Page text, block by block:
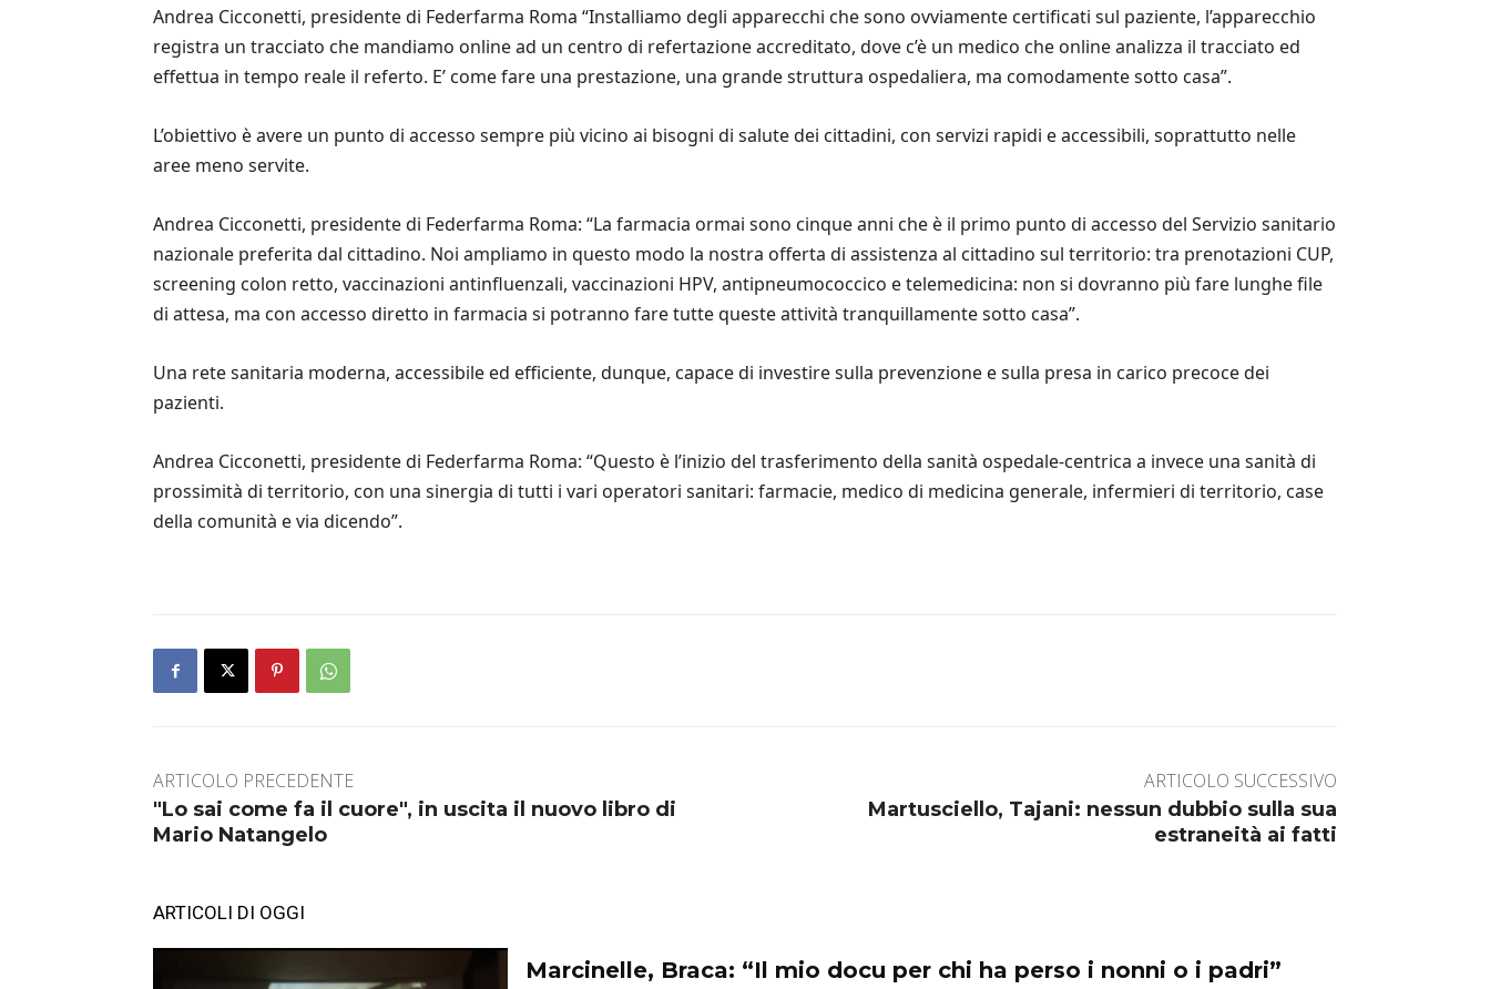
Andrea Cicconetti, presidente di Federfarma Roma “Installiamo degli apparecchi che sono ovviamente certificati sul paziente, l’apparecchio
registra un tracciato che mandiamo online ad un centro di refertazione accreditato, dove c’è un medico che online analizza il tracciato ed
effettua in tempo reale il referto. E’ come fare una prestazione, una grande struttura ospedaliera, ma comodamente sotto casa”.
L’obiettivo è avere un punto di accesso sempre più vicino ai bisogni di salute dei cittadini, con servizi rapidi e accessibili, soprattutto nelle
aree meno servite.
Andrea Cicconetti, presidente di Federfarma Roma: “La farmacia ormai sono cinque anni che è il primo punto di accesso del Servizio sanitario
nazionale preferita dal cittadino. Noi ampliamo in questo modo la nostra offerta di assistenza al cittadino sul territorio: tra prenotazioni CUP,
screening colon retto, vaccinazioni antinfluenzali, vaccinazioni HPV, antipneumococcico e telemedicina: non si dovranno più fare lunghe file
di attesa, ma con accesso diretto in farmacia si potranno fare tutte queste attività tranquillamente sotto casa”.
Una rete sanitaria moderna, accessibile ed efficiente, dunque, capace di investire sulla prevenzione e sulla presa in carico precoce dei
pazienti.
Andrea Cicconetti, presidente di Federfarma Roma: “Questo è l’inizio del trasferimento della sanità ospedale-centrica a invece una sanità di
prossimità di territorio, con una sinergia di tutti i vari operatori sanitari: farmacie, medico di medicina generale, infermieri di territorio, case
della comunità e via dicendo”.
ARTICOLO PRECEDENTE
"Lo sai come fa il cuore", in uscita il nuovo libro di
Mario Natangelo
ARTICOLO SUCCESSIVO
Martusciello, Tajani: nessun dubbio sulla sua
estraneità ai fatti
ARTICOLI DI OGGI
Marcinelle, Braca: “Il mio docu per chi ha perso i nonni o i padri”